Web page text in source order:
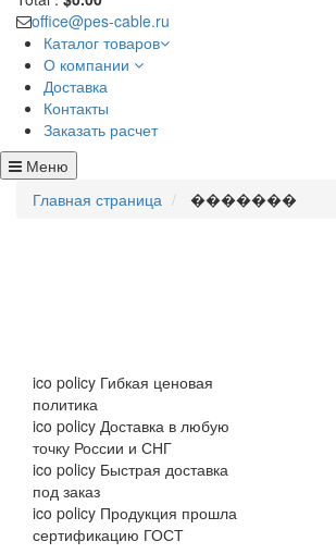
office@pes-cable.ru
Каталог товаров
О компании
Доставка
Контакты
Заказать расчет
Меню
Главная страница
�������
ico policy Гибкая ценовая
политика
ico policy Доставка в любую
точку России и СНГ
ico policy Быстрая доставка
под заказ
ico policy Продукция прошла
сертификацию ГОСТ